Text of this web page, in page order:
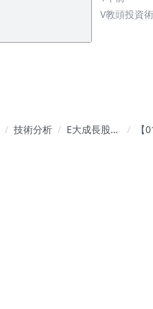
V教頭投資術
技術分析
E大成長股投
【